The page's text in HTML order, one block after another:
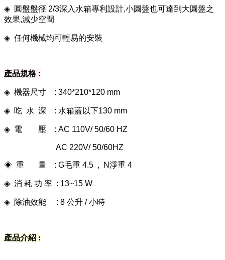
◈ 圓盤盤徑 2/3深入水箱專利設計,小圓盤也可達到大圓盤之
效果,減少空間
◈ 任何機械均可輕易的安裝
產品規格 :
◈ 機器尺寸 : 340*210*120 mm
◈ 吃 水 深 : 水箱蓋以下130 mm
◈ 電 壓 : AC 110V/ 50/60 HZ
AC 220V/ 50/60HZ
◈ 重 量 : G毛重 4.5 , N淨重 4
◈ 消 耗 功 率 : 13~15 W
◈ 除油效能 : 8 公升 / 小時
產品介紹 :